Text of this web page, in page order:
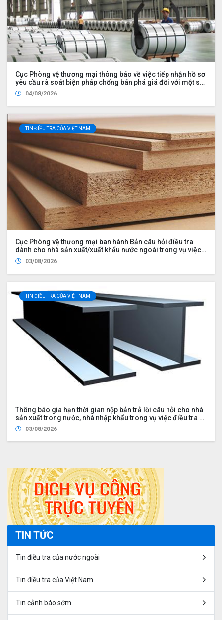
Cục Phòng vệ thương mại thông báo về việc tiếp nhận hồ sơ
yêu cầu rà soát biện pháp chống bán phá giá đối với một số
sản phẩm nhôm có xuất xứ từ Cộng hòa nhân dân Trung
Hoa
04/08/2026
TIN ĐIỀU TRA CỦA VIỆT NAM
Cục Phòng vệ thương mại ban hành Bản câu hỏi điều tra
dành cho nhà sản xuất/xuất khẩu nước ngoài trong vụ việc
rà soát nhà xuất khẩu mới trong vụ việc áp dụng biện pháp
chống bán phá giá đối với một số sản phẩm ván sợi gỗ (mã
số vụ việc NR01.AD21)
03/08/2026
TIN ĐIỀU TRA CỦA VIỆT NAM
Thông báo gia hạn thời gian nộp bản trả lời câu hỏi cho nhà
sản xuất trong nước, nhà nhập khẩu trong vụ việc điều tra rà
soát cuối kỳ việc áp dụng biện pháp chống bán phá giá đối
với một số sản phẩm thép hình chữ H có xuất xứ từ Cộng hòa
nhân dân Trung Hoa (Mã vụ việc: ER02.AD03)
03/08/2026
TIN TỨC
Tin điều tra của nước ngoài
Tin điều tra của Việt Nam
Tin cảnh báo sớm